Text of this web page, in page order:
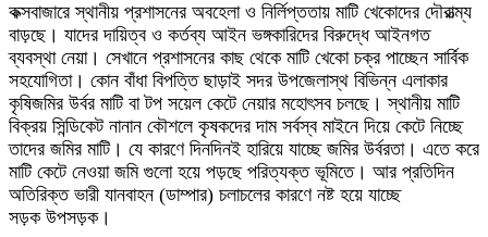
কক্সবাজারে স্থানীয় প্রশাসনের অবহেলা ও নির্লিপ্ততায় মাটি খেকোদের দৌরাত্ম্য
বাড়ছে। যাদের দায়িত্ব ও কর্তব্য আইন ভঙ্গকারিদের বিরুদ্ধে আইনগত
ব্যবস্থা নেয়া। সেখানে প্রশাসনের কাছ থেকে মাটি খেকো চক্র পাচ্ছেন সার্বিক
সহযোগিতা। কোন বাঁধা বিপত্তি ছাড়াই সদর উপজেলাস্থ বিভিন্ন এলাকার
কৃষিজমির উর্বর মাটি বা টপ সয়েল কেটে নেয়ার মহোৎসব চলছে। স্থানীয় মাটি
বিক্রয় সিন্ডিকেট নানান কৌশলে কৃষকদের দাম সর্বস্ব মাইনে দিয়ে কেটে নিচ্ছে
তাদের জমির মাটি। যে কারণে দিনদিনই হারিয়ে যাচ্ছে জমির উর্বরতা। এতে করে
মাটি কেটে নেওয়া জমি গুলো হয়ে পড়ছে পরিত্যক্ত ভূমিতে। আর প্রতিদিন
অতিরিক্ত ভারী যানবাহন (ডাম্পার) চলাচলের কারণে নষ্ট হয়ে যাচ্ছে
সড়ক উপসড়ক।